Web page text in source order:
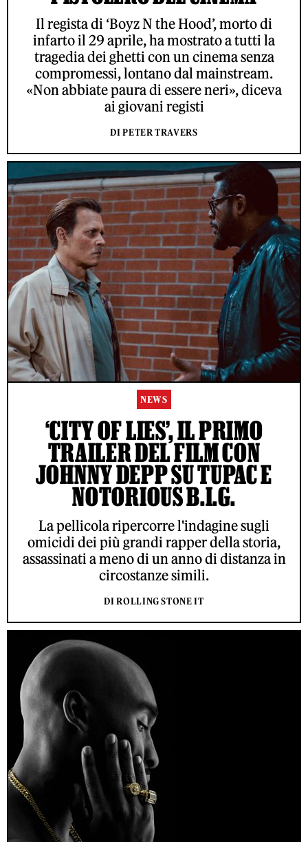
Il regista di ‘Boyz N the Hood’, morto di
infarto il 29 aprile, ha mostrato a tutti la
tragedia dei ghetti con un cinema senza
compromessi, lontano dal mainstream.
«Non abbiate paura di essere neri», diceva
ai giovani registi
DI PETER TRAVERS
NEWS
‘CITY OF LIES’, IL PRIMO
TRAILER DEL FILM CON
JOHNNY DEPP SU TUPAC E
NOTORIOUS B.I.G.
La pellicola ripercorre l'indagine sugli
omicidi dei più grandi rapper della storia,
assassinati a meno di un anno di distanza in
circostanze simili.
DI ROLLING STONE IT